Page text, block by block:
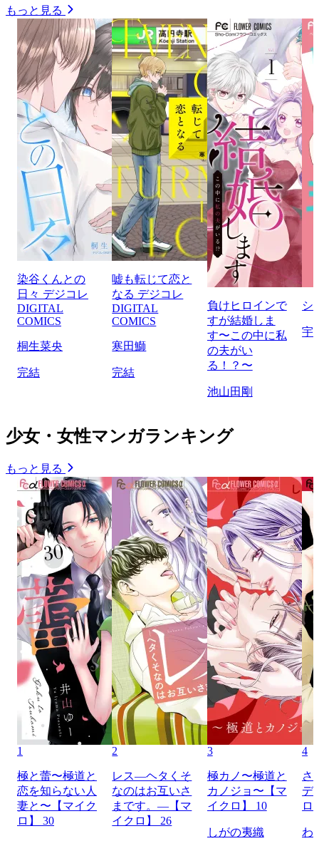
もっと見る
染谷くんとの
日々 デジコレ
DIGITAL
COMICS
桐生菜央
完結
嘘も転じて恋と
なる デジコレ
DIGITAL
COMICS
寒田鰤
完結
負けヒロインで
すが結婚しま
す〜この中に私
の夫がい
る！？〜
池山田剛
シ
宇
少女・女性マンガランキング
もっと見る
1
極と蕾〜極道と
恋を知らない人
妻と〜【マイク
ロ】 30
2
レス―ヘタくそ
なのはお互いさ
まです。―【マ
イクロ】 26
3
極カノ〜極道と
カノジョ〜【マ
イクロ】 10
しがの夷織
4
さ
デ
ロ
わ